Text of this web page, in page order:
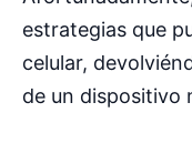
estrategias que
celular,
de un dispositivo